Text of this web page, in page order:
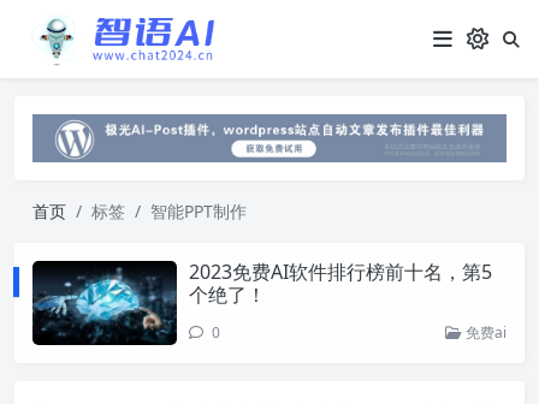
首页 标签 智能PPT制作
2023免费AI软件排行榜前十名，第5
个绝了！
0 免费ai